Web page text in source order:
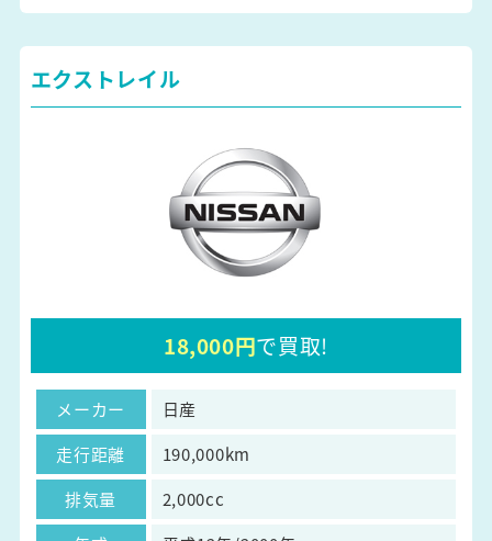
エクストレイル
18,000円で買取!
メーカー
日産
走行距離
190,000km
排気量
2,000cc